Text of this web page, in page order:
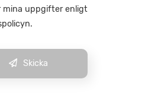
mina uppgifter enligt
Skicka